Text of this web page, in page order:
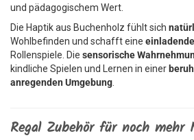
und pädagogischem Wert.
Die Haptik aus Buchenholz fühlt sich
Wohlbefinden und schafft eine
Rollenspiele. Die sensorische
kindliche Spielen und Lernen in einer
anregenden Umgebung
Regal Zubehör für noch mehr